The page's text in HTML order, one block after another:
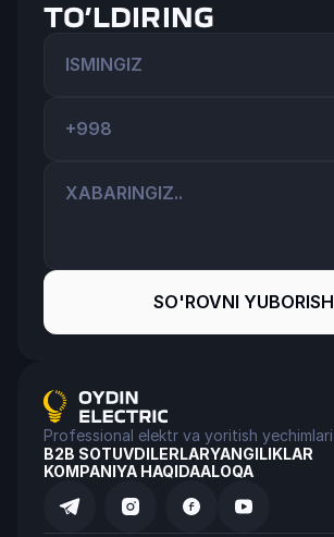
TO’LDIRING
SO'ROVNI YUBORISH
Professional elektr va yoritish yechimlari
B2B SOTUVDILERLARYANGILIKLAR
KOMPANIYA HAQIDAALOQA